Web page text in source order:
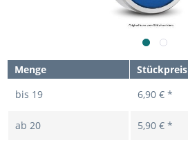
Menge
Stückpreis
bis 19 6,90 € *
ab 20 5,90 € *